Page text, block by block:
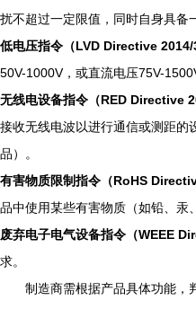
扰不超过一定限值，同时自身具备
低电压指令（LVD Directive 2014/
50V-1000V，或直流电压75V-
无线电设备指令（RED Directive
接收无线电波以进行通信或测距的
品）。
有害物质限制指令（RoHS
品中使用某些有害物质（如铅、汞
废弃电子电气设备指令（WEEE
求。
制造商需根据产品具体功能，